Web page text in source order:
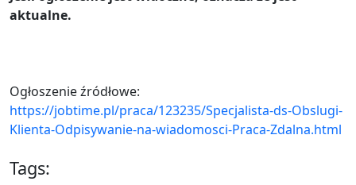
aktualne.
Ogłoszenie źródłowe:
https://jobtime.pl/praca/123235/Specjalista-ds-Obslugi-
Klienta-Odpisywanie-na-wiadomosci-Praca-Zdalna.html
Tags: